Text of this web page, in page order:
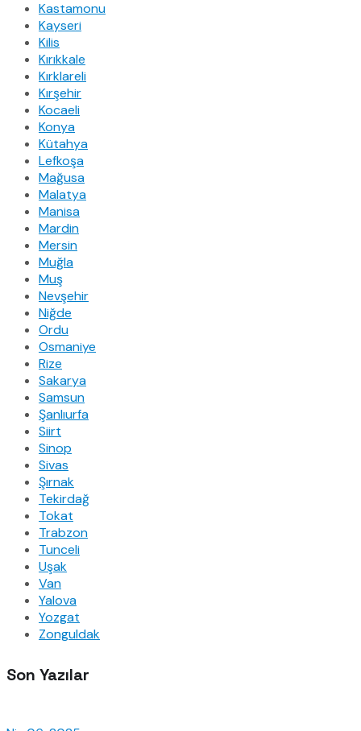
Kastamonu
Kayseri
Kilis
Kırıkkale
Kırklareli
Kırşehir
Kocaeli
Konya
Kütahya
Lefkoşa
Mağusa
Malatya
Manisa
Mardin
Mersin
Muğla
Muş
Nevşehir
Niğde
Ordu
Osmaniye
Rize
Sakarya
Samsun
Şanlıurfa
Siirt
Sinop
Sivas
Şırnak
Tekirdağ
Tokat
Trabzon
Tunceli
Uşak
Van
Yalova
Yozgat
Zonguldak
Son Yazılar